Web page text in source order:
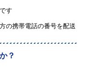
す
の携帯電話の番号を配送
？